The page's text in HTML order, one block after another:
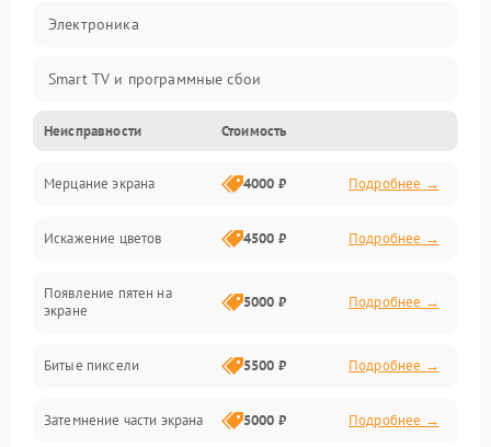
Электроника
Smart TV и программные сбои
Питание и запуск
Подсветка и LED-модули
Звук и аудиосистема
Сигнал и приём каналов
Механические повреждения
Неисправности Стоимость
Мерцание экрана 4000 ₽ Подробнее →
Искажение цветов 4500 ₽ Подробнее →
Появление пятен на
экране
5000 ₽ Подробнее →
Битые пиксели 5500 ₽ Подробнее →
Затемнение части экрана 5000 ₽ Подробнее →